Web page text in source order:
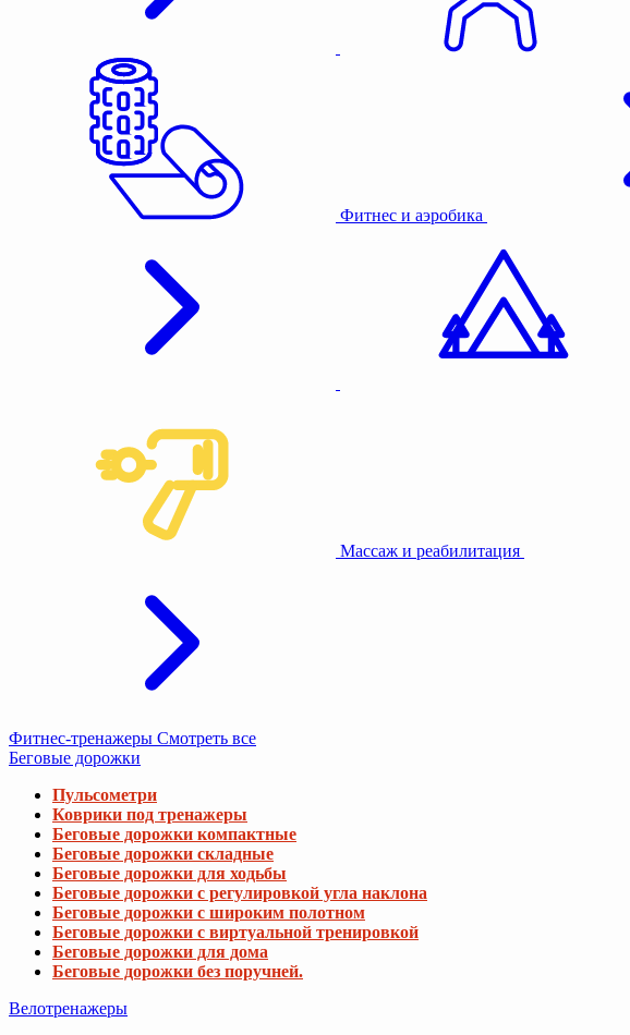
Фитнес и аэробика
Массаж и реабилитация
Фитнес-тренажеры Смотреть все
Беговые дорожки
Пульсометри
Коврики под тренажеры
Беговые дорожки компактные
Беговые дорожки складные
Беговые дорожки для ходьбы
Беговые дорожки с регулировкой угла наклона
Беговые дорожки с широким полотном
Беговые дорожки с виртуальной тренировкой
Беговые дорожки для дома
Беговые дорожки без поручней.
Велотренажеры